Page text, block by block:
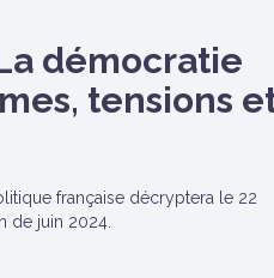
démocratie
tensions
française décryptera le 22
de juin 2024.